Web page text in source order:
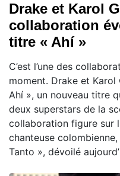
Drake et Karol
collaboration
titre « Ahí »
C’est l’une des
moment. Drake et Karol
Ahí », un nouveau titre
deux superstars de la
collaboration figure sur
chanteuse
Tanto », dévoilé